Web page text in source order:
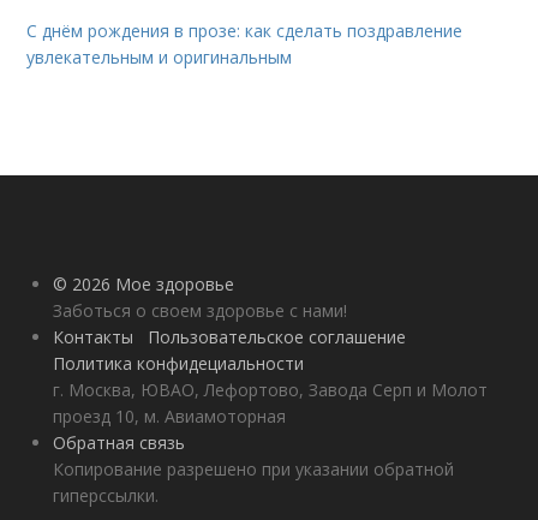
С днём рождения в прозе: как сделать поздравление
увлекательным и оригинальным
© 2026 Мое здоровье
Заботься о своем здоровье с нами!
Контакты
Пользовательское соглашение
Политика конфидециальности
г. Москва, ЮВАО, Лефортово, Завода Серп и Молот
проезд 10, м. Авиамоторная
Обратная связь
Копирование разрешено при указании обратной
гиперссылки.